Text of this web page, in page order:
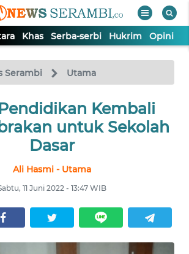
Khas Serba-serbi Hukrim Opini
Serambi Utama
Kembali
untuk Sekolah
Dasar
Ali Hasmi - Utama
11 Juni 2022 - 13:47 WIB